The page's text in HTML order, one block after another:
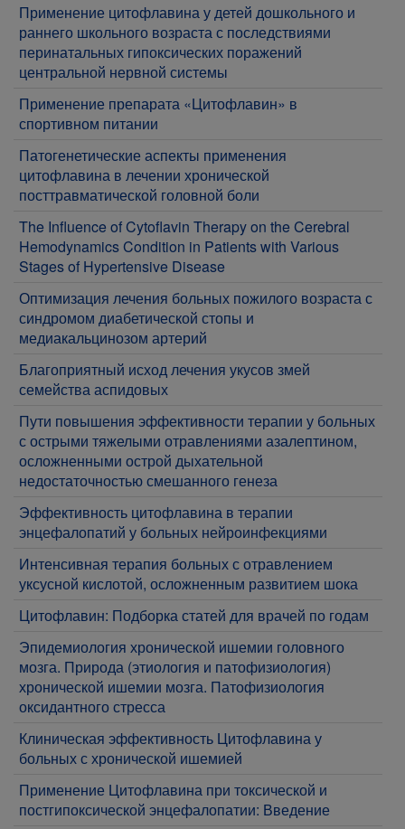
Применение цитофлавина у детей дошкольного и
раннего школьного возраста с последствиями
перинатальных гипоксических поражений
центральной нервной системы
Применение препарата «Цитофлавин» в
спортивном питании
Патогенетические аспекты применения
цитофлавина в лечении хронической
посттравматической головной боли
The Influence of Cytoflavin Therapy on the Cerebral
Hemodynamics Condition in Patients with Various
Stages of Hypertensive Disease
Оптимизация лечения больных пожилого возраста с
синдромом диабетической стопы и
медиакальцинозом артерий
Благоприятный исход лечения укусов змей
семейства аспидовых
Пути повышения эффективности терапии у больных
с острыми тяжелыми отравлениями азалептином,
осложненными острой дыхательной
недостаточностью смешанного генеза
​Эффективность цитофлавина в терапии
энцефалопатий у больных нейроинфекциями
Интенсивная терапия больных с отравлением
уксусной кислотой, осложненным развитием шока
Цитофлавин: Подборка статей для врачей по годам
Эпидемиология хронической ишемии головного
мозга. Природа (этиология и патофизиология)
хронической ишемии мозга. Патофизиология
оксидантного стресса
Клиническая эффективность Цитофлавина у
больных с хронической ишемией
Применение Цитофлавина при токсической и
постгипоксической энцефалопатии: Введение